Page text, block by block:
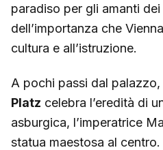
paradiso per gli amanti
dell’importanza che
cultura e all’istruzione.
A pochi passi dal palazzo,
Platz celebra l’eredità di
asburgica, l’imperatrice
statua maestosa al